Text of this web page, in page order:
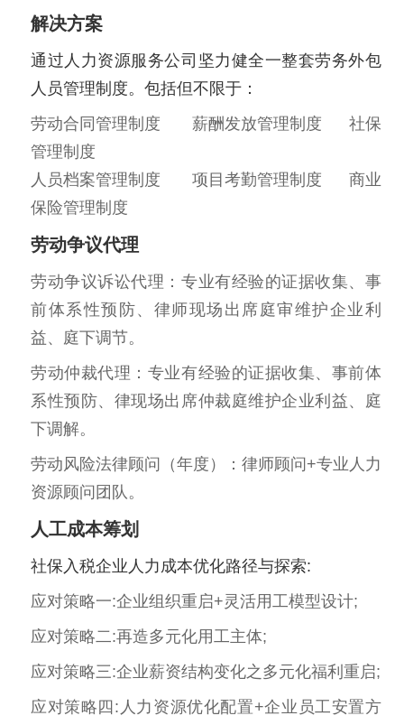
解决方案
通过人力资源服务公司坚力健全一整套劳务外包
人员管理制度。包括但不限于：
劳动合同管理制度 薪酬发放管理制度 社保
管理制度
人员档案管理制度 项目考勤管理制度 商业
保险管理制度
劳动争议代理
劳动争议诉讼代理：专业有经验的证据收集、事
前体系性预防、律师现场出席庭审维护企业利
益、庭下调节。
劳动仲裁代理：专业有经验的证据收集、事前体
系性预防、律现场出席仲裁庭维护企业利益、庭
下调解。
劳动风险法律顾问（年度）：律师顾问+专业人力
资源顾问团队。
人工成本筹划
社保入税企业人力成本优化路径与探索:
应对策略一:企业组织重启+灵活用工模型设计;
应对策略二:再造多元化用工主体;
应对策略三:企业薪资结构变化之多元化福利重启;
应对策略四:人力资源优化配置+企业员工安置方